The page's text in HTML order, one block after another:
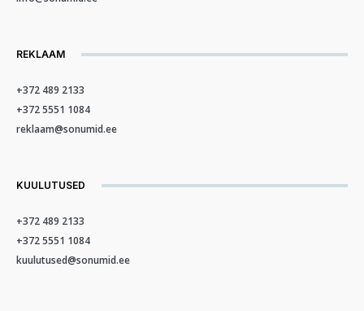
REKLAAM
+372 489 2133
+372 5551 1084
reklaam@sonumid.ee
KUULUTUSED
+372 489 2133
+372 5551 1084
kuulutused@sonumid.ee